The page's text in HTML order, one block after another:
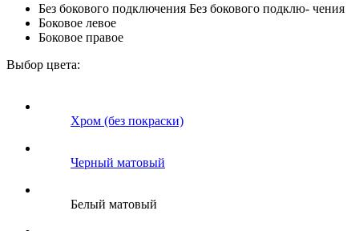
Без бокового подключения Без бокового подклю- чения
Боковое левое
Боковое правое
Выбор цвета:
Хром (без покраски)
Черный матовый
Белый матовый